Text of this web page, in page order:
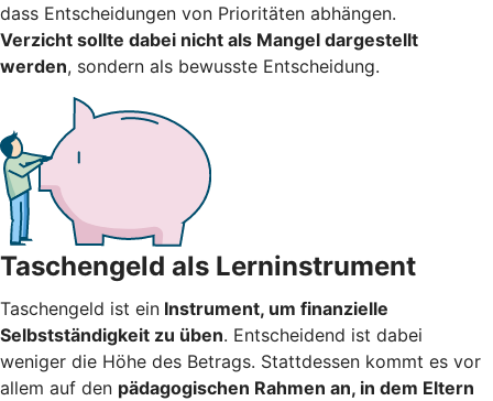
dass Entscheidungen von Prioritäten abhängen.
Verzicht sollte dabei nicht als Mangel dargestellt
werden, sondern als bewusste Entscheidung.
Taschengeld als Lerninstrument
Taschengeld ist ein Instrument, um finanzielle
Selbstständigkeit zu üben. Entscheidend ist dabei
weniger die Höhe des Betrags. Stattdessen kommt es vor
allem auf den pädagogischen Rahmen an, in dem Eltern